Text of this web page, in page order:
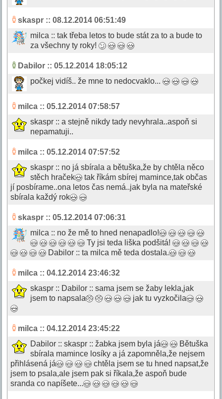
skaspr :: 08.12.2014 06:51:49
milca :: tak třeba letos to bude stát za to a bude to
za všechny ty roky!
Dabilor :: 05.12.2014 18:05:12
počkej vidíš.. že mne to nedocvaklo...
milca :: 05.12.2014 07:58:57
skaspr :: a stejně nikdy tady nevyhrala..aspoň si
nepamatuji..
milca :: 05.12.2014 07:57:52
skaspr :: no já sbírala a bětuška,že by chtěla něco
stěch hraček
tak říkám sbírej mamince,tak občas
jí posbírame..ona letos čas nemá..jak byla na mateřské
sbírala každý rok
skaspr :: 05.12.2014 07:06:31
milca :: no že mě to hned nenapadlo!
Ty jsi teda liška podšitá!
Dabilor :: ta milca mě teda dostala.
milca :: 04.12.2014 23:46:32
skaspr :: Dabilor :: sama jsem se žaby lekla,jak
jsem to napsala
jak tu vyzkočila
milca :: 04.12.2014 23:45:22
Dabilor :: skaspr :: žabka jsem byla já
Bětuška
sbírala mamince losíky a já zapomněla,že nejsem
přihlásená já
chtěla jsem se tu hned napsat,že
jsem to psala,ale jsem pak si říkala,že aspoň bude
sranda co napíšete...